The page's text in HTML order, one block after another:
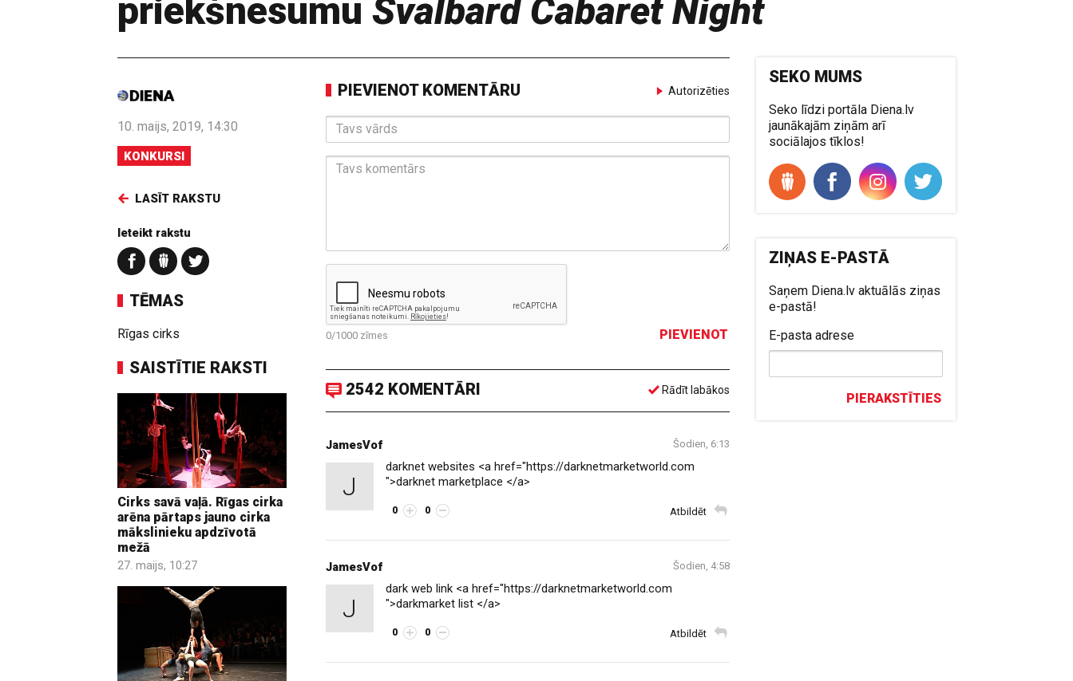
priekšnesumu Svalbard Cabaret Night
10. maijs, 2019, 14:30
KONKURSI
LASĪT RAKSTU
Ieteikt rakstu
TĒMAS
Rīgas cirks
SAISTĪTIE RAKSTI
Cirks savā vaļā. Rīgas cirka
arēna pārtaps jauno cirka
mākslinieku apdzīvotā
mežā
27. maijs, 10:27
Autorizēties
PIEVIENOT KOMENTĀRU
0/1000 zīmes PIEVIENOT
Rādīt labākos
2542 KOMENTĀRI
Šodien, 6:13
JamesVof
J
darknet websites <a href="https://darknetmarketworld.com
">darknet marketplace </a>
Atbildēt
0 0
Šodien, 4:58
JamesVof
J
dark web link <a href="https://darknetmarketworld.com
">darkmarket list </a>
Atbildēt
0 0
SEKO MUMS
Seko līdzi portāla Diena.lv
jaunākajām ziņām arī
sociālajos tīklos!
ZIŅAS E-PASTĀ
Saņem Diena.lv aktuālās ziņas
e-pastā!
E-pasta adrese
PIERAKSTĪTIES